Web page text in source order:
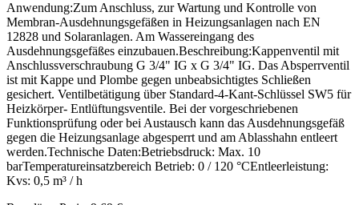
Anwendung:Zum Anschluss, zur Wartung und Kontrolle von
Membran-Ausdehnungsgefäßen in Heizungsanlagen nach EN
12828 und Solaranlagen. Am Wassereingang des
Ausdehnungsgefäßes einzubauen.Beschreibung:Kappenventil mit
Anschlussverschraubung G 3/4" IG x G 3/4" IG. Das Absperrventil
ist mit Kappe und Plombe gegen unbeabsichtigtes Schließen
gesichert. Ventilbetätigung über Standard-4-Kant-Schlüssel SW5 für
Heizkörper- Entlüftungsventile. Bei der vorgeschriebenen
Funktionsprüfung oder bei Austausch kann das Ausdehnungsgefäß
gegen die Heizungsanlage abgesperrt und am Ablasshahn entleert
werden.Technische Daten:Betriebsdruck: Max. 10
barTemperatureinsatzbereich Betrieb: 0 / 120 °CEntleerleistung:
Kvs: 0,5 m³ / h